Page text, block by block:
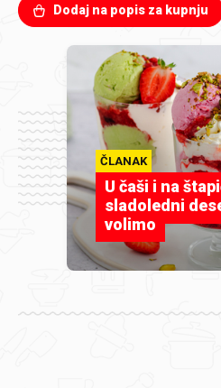
Dodaj na popis za kupnju
ČLANAK
U čaši i na
sladoledni
volimo